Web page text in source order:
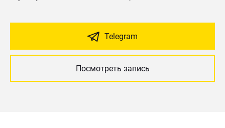
Telegram
Посмотреть запись